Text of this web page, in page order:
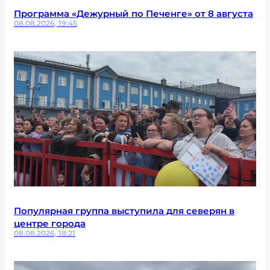
Программа «Дежурный по Печенге» от 8 августа
08.08.2026, 19:45
Популярная группа выступила для северян в
центре города
08.08.2026, 18:21